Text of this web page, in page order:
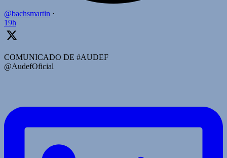
@bachsmartin ·
19h
COMUNICADO DE #AUDEF
@AudefOficial